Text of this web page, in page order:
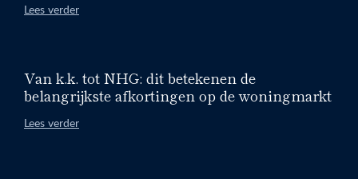
Lees verder
Van k.k. tot NHG: dit betekenen de
belangrijkste afkortingen op de woningmarkt
Lees verder